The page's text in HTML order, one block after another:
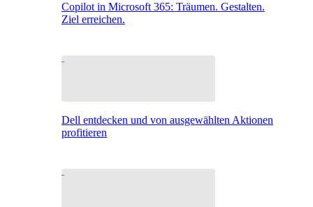
Copilot in Microsoft 365: Träumen. Gestalten.
Ziel erreichen.
Dell entdecken und von ausgewählten Aktionen
profitieren